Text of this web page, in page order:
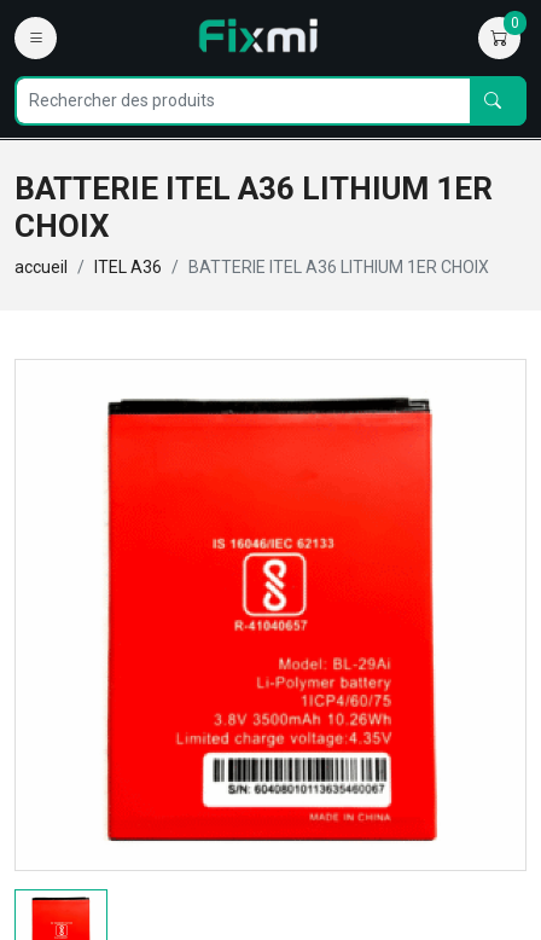
0
BATTERIE ITEL A36 LITHIUM 1ER
CHOIX
accueil ITEL A36 BATTERIE ITEL A36 LITHIUM 1ER CHOIX